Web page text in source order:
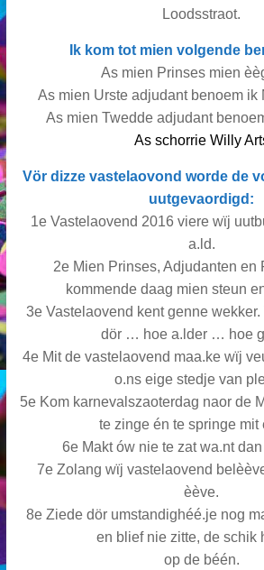
Loodsstraot.
Ik kom tot mien volgende
As mien Prinses mien
As mien Urste adjudant benoem ik
As mien Twedde adjudant
As schorrie Willy
Vör dizze vastelaovond worde de
uutgevaordigd:
1e Vastelaovend 2016 viere wϊj
a.ld.
2e Mien Prinses, Adjudanten en
kommende daag mien steun
3e Vastelaovend kent genne
dör … hoe a.lder … hoe
4e Mit de vastelaovend maa.ke wϊj
o.ns eige stedje van
5e Kom karnevalszaoterdag naor de
te zinge én te springe mit
6e Makt ów nie te zat wa.nt
7e Zolang wϊj vastelaovend
èève.
8e Ziede dör umstandighéé.je nog
en blief nie zitte, de schik
op de béén.